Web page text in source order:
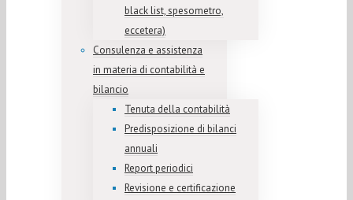
black list, spesometro,
eccetera)
Consulenza e assistenza
in materia di contabilità e
bilancio
Tenuta della contabilità
Predisposizione di bilanci
annuali
Report periodici
Revisione e certificazione